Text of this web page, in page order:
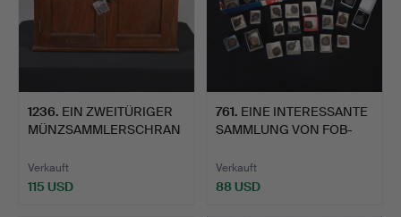
1236. EIN ZWEITÜRIGER
MÜNZSAMMLERSCHRAN
Verkauft
115 USD
761. EINE INTERESSANTE
SAMMLUNG VON FOB-
Verkauft
88 USD